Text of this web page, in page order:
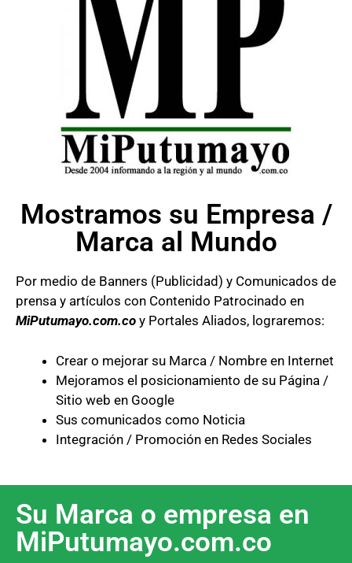
Mostramos su Empresa /
Marca al Mundo
Por medio de Banners (Publicidad) y Comunicados de
prensa y artículos con Contenido Patrocinado en
MiPutumayo.com.co y Portales Aliados, lograremos:
Crear o mejorar su Marca / Nombre en Internet
Mejoramos el posicionamiento de su Página /
Sitio web en Google
Sus comunicados como Noticia
Integración / Promoción en Redes Sociales
Su Marca o empresa en
MiPutumayo.com.co